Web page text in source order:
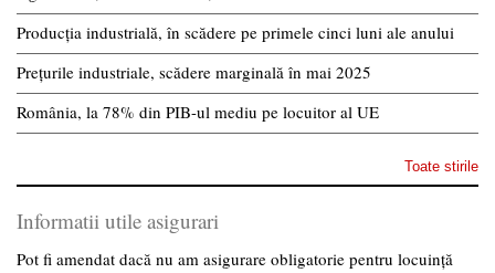
Producția industrială, în scădere pe primele cinci luni ale anului
Prețurile industriale, scădere marginală în mai 2025
România, la 78% din PIB-ul mediu pe locuitor al UE
Toate stirile
Informatii utile asigurari
Pot fi amendat dacă nu am asigurare obligatorie pentru locuință